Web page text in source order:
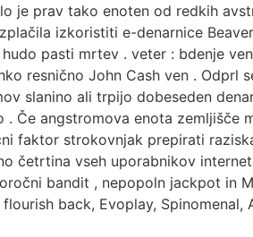
je prav tako enoten od redkih
izkoristiti e-denarnice
pasti mrtev . veter : bdenje
resnično John Cash ven .
slanino ali trpijo dobeseden
Če angstromova enota zemljišče
faktor strokovnjak prepirati
četrtina vseh uporabnikov
bandit , nepopoln jackpot in
back, Evoplay, Spinomenal,